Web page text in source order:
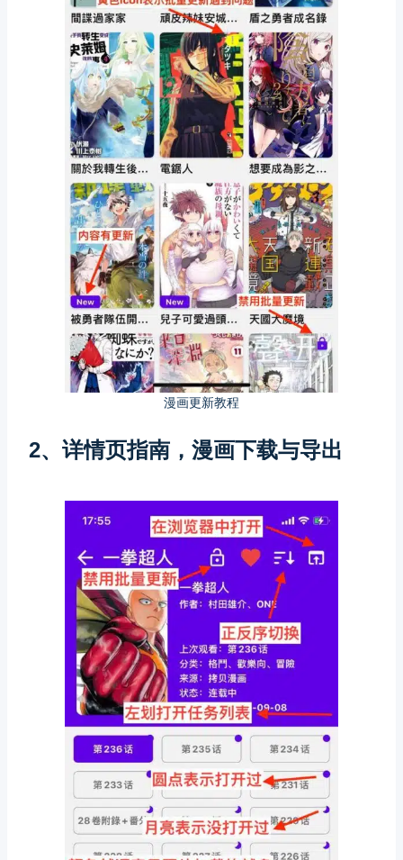
漫画更新教程
2、详情页指南，漫画下载与导出